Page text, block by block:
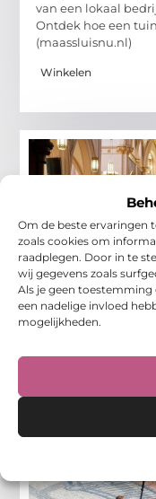
Om de beste ervaringen
zoals cookies om
raadplegen. Door in te
wij gegevens zoals
Als je geen
een nadelige invloed
mogelijkheden.
van een lokaal
Ontdek hoe een
(maassluisnu.nl)
Winkelen
Begin je
harderwijk
Het plannen van je